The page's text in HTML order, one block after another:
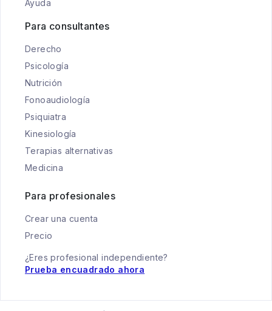
Ayuda
Para consultantes
Derecho
Psicología
Nutrición
Fonoaudiología
Psiquiatra
Kinesiología
Terapias alternativas
Medicina
Para profesionales
Crear una cuenta
Precio
¿Eres profesional independiente?
Prueba encuadrado ahora